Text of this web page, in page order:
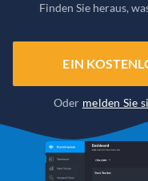
Finden Sie heraus,
EIN
Oder melden Sie